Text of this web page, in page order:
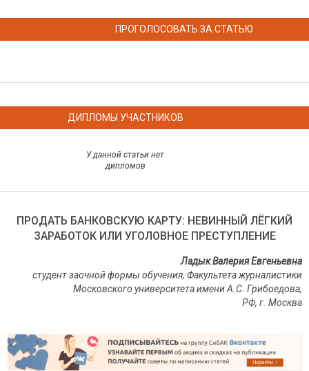
ПРОГОЛОСОВАТЬ ЗА СТАТЬЮ
ДИПЛОМЫ УЧАСТНИКОВ
У данной статьи нет
дипломов
ПРОДАТЬ БАНКОВСКУЮ КАРТУ: НЕВИННЫЙ ЛЁГКИЙ
ЗАРАБОТОК ИЛИ УГОЛОВНОЕ ПРЕСТУПЛЕНИЕ
Ладык Валерия Евгеньевна
студент заочной формы обучения, Факультета журналистики
Московского университета имени А.С. Грибоедова,
РФ, г Москва